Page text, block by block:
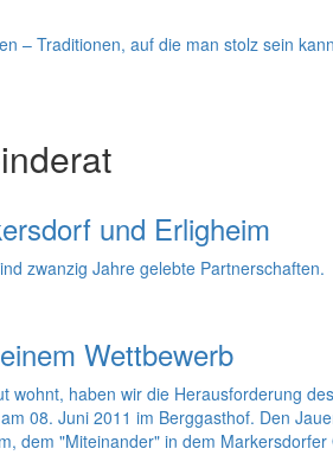
– Traditionen, auf die man stolz sein
und Erligheim
zwanzig Jahre gelebte Partnerschaften.
Wettbewerb
haben wir die Herausforderung
08. Juni 2011 im Berggasthof. Den
dem "Miteinander" in dem